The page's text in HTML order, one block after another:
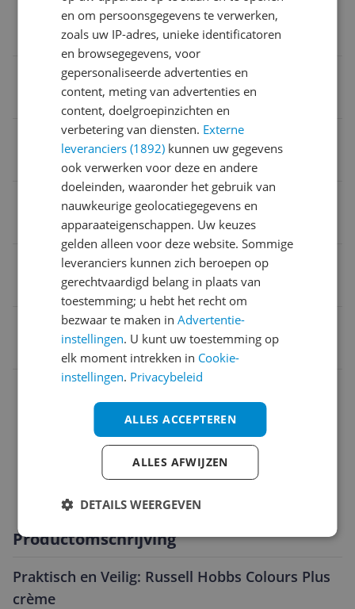
Inhoud
Materiaal
Kleuren
2.400 W
Handige functies
Inclusief theefilter
4008496877638
Algemeen
Capaciteit
Functies
Technisch
Productomschrijving
Praktisch en Veilig: Russell Hobbs Colours Plus
crème
en om persoonsgegevens te verwerken,
zoals uw IP-adres, unieke identificatoren
en browsegegevens, voor
gepersonaliseerde advertenties en
content, meting van advertenties en
content, doelgroepinzichten en
verbetering van diensten. Externe
leveranciers (1892) kunnen uw gegevens
ook verwerken voor deze en andere
doeleinden, waaronder het gebruik van
nauwkeurige geolocatiegegevens en
apparaateigenschappen. Uw keuzes
gelden alleen voor deze website. Sommige
leveranciers kunnen zich beroepen op
gerechtvaardigd belang in plaats van
toestemming; u hebt het recht om
bezwaar te maken inAdvertentie-
instellingen. U kunt uw toestemming op
elk moment intrekken in Cookie-
instellingen. Privacybeleid
ALLES ACCEPTEREN
ALLES AFWIJZEN
DETAILS WEERGEVEN